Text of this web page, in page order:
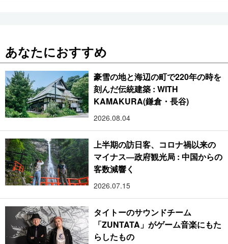
あなたにおすすめ
豪雪の地と海辺の町で220年の時を
刻んだ伝統建築 : WITH
KAMAKURA(鎌倉・長谷)
2026.08.04
上半期の訪日客、コロナ禍以来の
マイナス―政府観光局 : 中国からの
客数減響く
2026.07.15
タイトーのサウンドチーム
「ZUNTATA」がゲーム音楽にもた
らしたもの